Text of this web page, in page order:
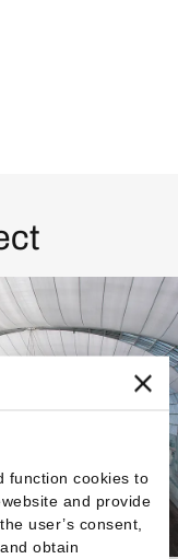
function cookies to
and provide
user’s consent,
obtain